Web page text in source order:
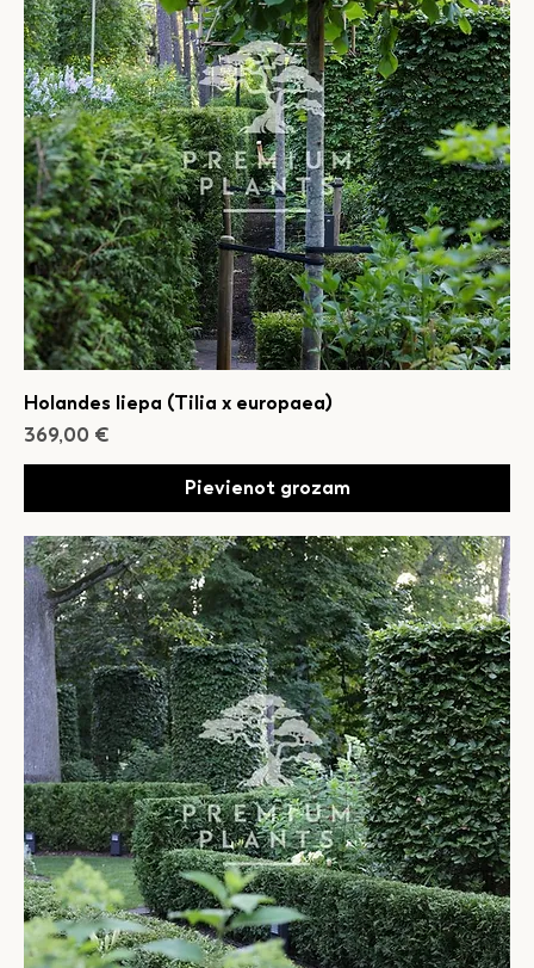
Holandes liepa (Tilia x europaea)
Cena
369,00 €
Pievienot grozam